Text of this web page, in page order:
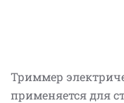
Триммер
применяется для